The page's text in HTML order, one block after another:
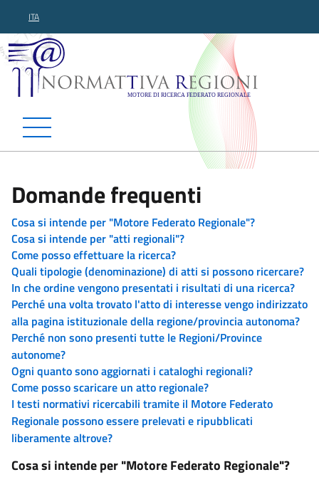
ITA
Normattiva Regioni -
Domande frequenti
Cosa si intende per "Motore Federato Regionale"?
Cosa si intende per "atti regionali"?
Come posso effettuare la ricerca?
Quali tipologie (denominazione) di atti si possono ricercare?
In che ordine vengono presentati i risultati di una ricerca?
Perché una volta trovato l'atto di interesse vengo indirizzato
alla pagina istituzionale della regione/provincia autonoma?
Perché non sono presenti tutte le Regioni/Province
autonome?
Ogni quanto sono aggiornati i cataloghi regionali?
Come posso scaricare un atto regionale?
I testi normativi ricercabili tramite il Motore Federato
Regionale possono essere prelevati e ripubblicati
liberamente altrove?
Cosa si intende per "Motore Federato Regionale"?